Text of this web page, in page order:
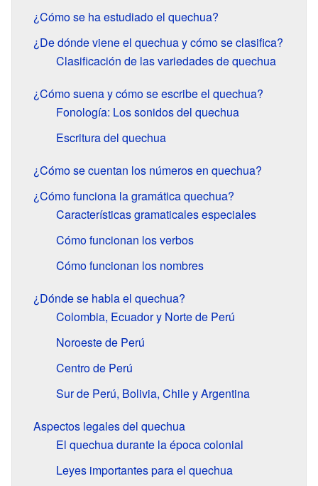
¿Cómo se ha estudiado el quechua?
¿De dónde viene el quechua y cómo se clasifica?
Clasificación de las variedades de quechua
¿Cómo suena y cómo se escribe el quechua?
Fonología: Los sonidos del quechua
Escritura del quechua
¿Cómo se cuentan los números en quechua?
¿Cómo funciona la gramática quechua?
Características gramaticales especiales
Cómo funcionan los verbos
Cómo funcionan los nombres
¿Dónde se habla el quechua?
Colombia, Ecuador y Norte de Perú
Noroeste de Perú
Centro de Perú
Sur de Perú, Bolivia, Chile y Argentina
Aspectos legales del quechua
El quechua durante la época colonial
Leyes importantes para el quechua